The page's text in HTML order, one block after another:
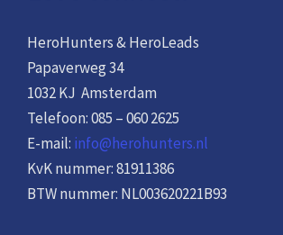
HeroHunters & HeroLeads
Papaverweg 34
1032 KJ Amsterdam
Telefoon: 085 – 060 2625
E-mail: info@herohunters.nl
KvK nummer: 81911386
BTW nummer: NL003620221B93